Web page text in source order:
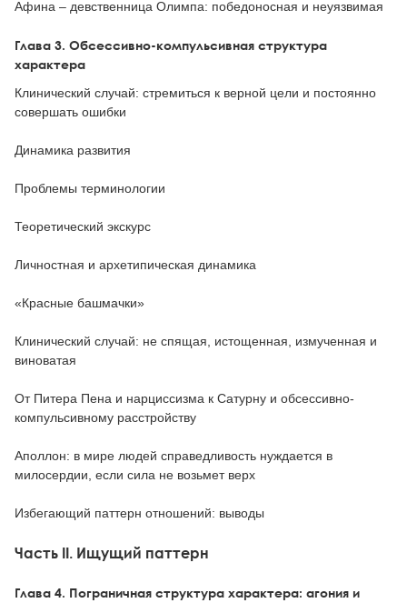
Афина – девственница Олимпа: победоносная и неуязвимая
Глава 3. Обсессивно-компульсивная структура
характера
Клинический случай: стремиться к верной цели и постоянно
совершать ошибки
Динамика развития
Проблемы терминологии
Теоретический экскурс
Личностная и архетипическая динамика
«Красные башмачки»
Клинический случай: не спящая, истощенная, измученная и
виноватая
От Питера Пена и нарциссизма к Сатурну и обсессивно-
компульсивному расстройству
Аполлон: в мире людей справедливость нуждается в
милосердии, если сила не возьмет верх
Избегающий паттерн отношений: выводы
Часть II. Ищущий паттерн
Глава 4. Пограничная структура характера: агония и